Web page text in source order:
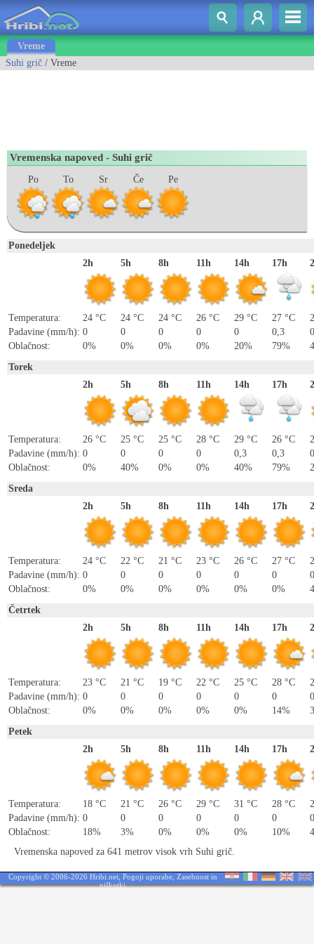
Vreme
Suhi grič / Vreme
Vremenska napoved - Suhi grič
Po To Sr Če Pe
Ponedeljek
2h
Temperatura:
24 °C
Padavine (mm/h): 0
Oblačnost:
0%
5h
24 °C
0
0%
8h
24 °C
0
0%
11h
26 °C
0
0%
14h
29 °C
0
20%
17h
27 °C
0,3
79%
0
Torek
2h
Temperatura:
26 °C
Padavine (mm/h): 0
Oblačnost:
0%
5h
25 °C
0
40%
8h
25 °C
0
0%
11h
28 °C
0
0%
14h
29 °C
0,3
40%
17h
26 °C
0,3
79%
0
Sreda
2h
Temperatura:
24 °C
Padavine (mm/h): 0
Oblačnost:
0%
5h
22 °C
0
0%
8h
21 °C
0
0%
11h
23 °C
0
0%
14h
26 °C
0
0%
17h
27 °C
0
0%
0
Četrtek
2h
Temperatura:
23 °C
Padavine (mm/h): 0
Oblačnost:
0%
5h
21 °C
0
0%
8h
19 °C
0
0%
11h
22 °C
0
0%
14h
25 °C
0
0%
17h
28 °C
0
14%
0
Petek
2h
Temperatura:
18 °C
Padavine (mm/h): 0
Oblačnost:
18%
5h
21 °C
0
3%
8h
26 °C
0
0%
11h
29 °C
0
0%
14h
31 °C
0
0%
17h
28 °C
0
10%
0
Vremenska napoved za 641 metrov visok vrh Suhi grič.
Copyright © 2006-2026 Hribi.net, Pogoji uporabe, Zasebnost in
piškotki